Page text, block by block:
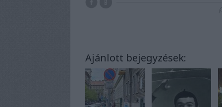
Ajánlott bejegyzések: